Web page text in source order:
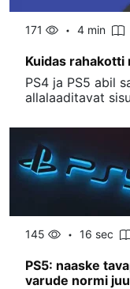
171 4 min
Kuidas rahakotti
PS4 ja PS5 abil
allalaaditavat
145 16 sec
PS5: naaske
varude normi